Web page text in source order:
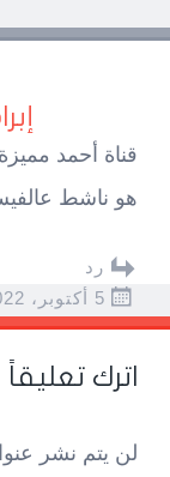
قناة أحمد
هو ناشط
رد
5 أكتوبر، 2022 AT 12:39
اترك تعليقاً
لن يتم نشر